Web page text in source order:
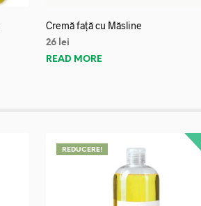
Cremă față cu Măsline
26 lei
READ MORE
REDUCERE!